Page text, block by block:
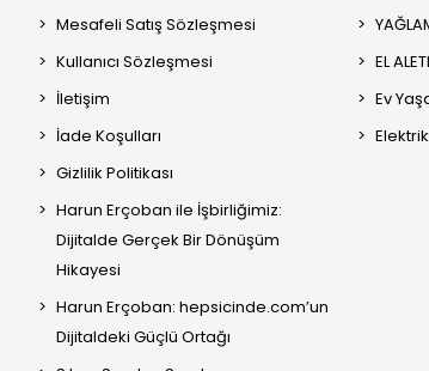
Mesafeli Satış Sözleşmesi
Kullanıcı Sözleşmesi
İletişim
İade Koşulları
Gizlilik Politikası
Harun Erçoban ile İşbirliğimiz:
Dijitalde Gerçek Bir Dönüşüm
Hikayesi
Harun Erçoban: hepsicinde.com’un
Dijitaldeki Güçlü Ortağı
EL
Ev